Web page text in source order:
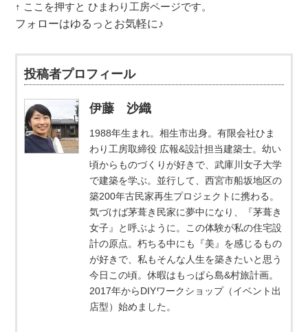
↑ ここを押すと ひまわり工房ページです。
フォローはゆるっとお気軽に♪
投稿者プロフィール
伊藤 沙織
1988年生まれ。相生市出身。有限会社ひま
わり工房取締役 広報&設計担当建築士。幼い
頃からものづくりが好きで、武庫川女子大学
で建築を学ぶ。並行して、西宮市船坂地区の
築200年古民家再生プロジェクトに携わる。
気づけば茅葺き民家に夢中になり、『茅葺き
女子』と呼ぶように。この体験が私の住宅設
計の原点。朽ちる中にも『美』を感じるもの
が好きで、私もそんな人生を築きたいと思う
今日この頃。休暇はもっぱら島&村旅計画。
2017年からDIYワークショップ（イベント出
店型）始めました。